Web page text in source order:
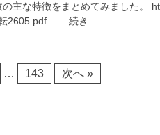
主な特徴をまとめてみました。
2605.pdf ……続き
… 143 次へ »